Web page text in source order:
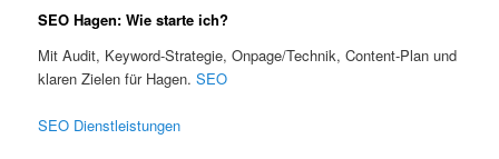
SEO Hagen: Wie starte ich?
Mit Audit, Keyword-Strategie, Onpage/Technik, Content-Plan und
klaren Zielen für Hagen.SEO
SEO Dienstleistungen